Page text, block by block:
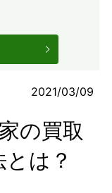
2021/03/09
の買取
は？